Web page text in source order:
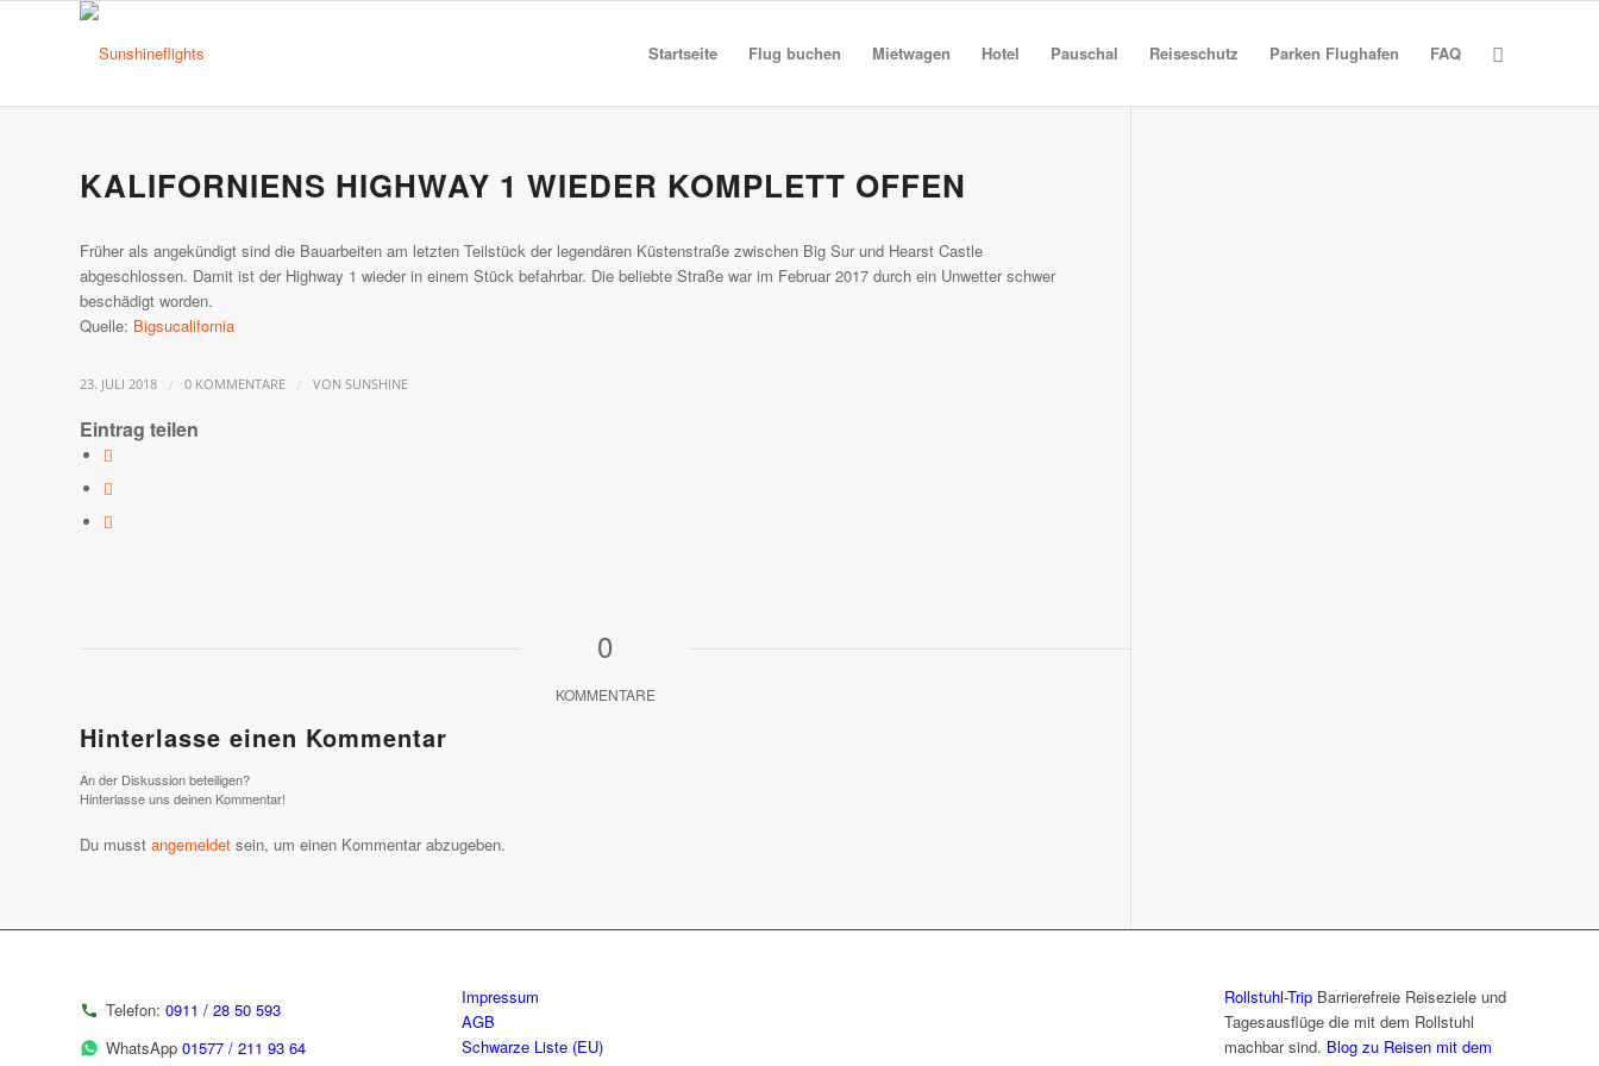
Startseite Flug buchen Mietwagen Hotel Pauschal Reiseschutz Parken Flughafen FAQ
KALIFORNIENS HIGHWAY 1 WIEDER KOMPLETT OFFEN
Früher als angekündigt sind die Bauarbeiten am letzten Teilstück der legendären Küstenstraße zwischen Big Sur und Hearst Castle
abgeschlossen. Damit ist der Highway 1 wieder in einem Stück befahrbar. Die beliebte Straße war im Februar 2017 durch ein Unwetter schwer
beschädigt worden.
Quelle: Bigsucalifornia
23. JULI 2018 / 0 KOMMENTARE / VON SUNSHINE
Eintrag teilen
0
KOMMENTARE
Hinterlasse einen Kommentar
An der Diskussion beteiligen?
Hinterlasse uns deinen Kommentar!
Du musst angemeldet sein, um einen Kommentar abzugeben.
Telefon: 0911 / 28 50 593
WhatsApp 01577 / 211 93 64
Impressum
AGB
Schwarze Liste (EU)
Rollstuhl-TripBarrierefreie Reiseziele und
Tagesausflüge die mit dem Rollstuhl
machbar sind. Blog zu Reisen mit dem